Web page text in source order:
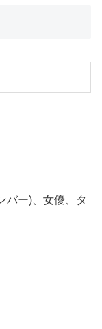
バー)、女優、タ